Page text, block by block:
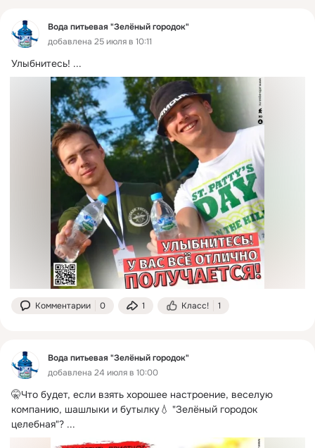
Вода питьевая "Зелёный городок"
добавлена 25 июля в 10:11
Улыбнитесь! ...
Комментарии 0 1 Класс! 1
Вода питьевая "Зелёный городок"
добавлена 24 июля в 10:00
🤫Что будет, если взять хорошее настроение, веселую
компанию, шашлыки и бутылку💧 "Зелёный городок
целебная"? ...